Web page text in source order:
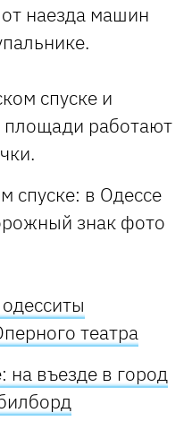
наезда машин
спуске и
работают
театра
на въезде в город